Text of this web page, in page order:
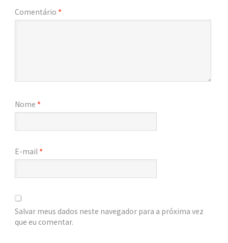
Comentário *
Nome *
E-mail *
Salvar meus dados neste navegador para a próxima vez
que eu comentar.